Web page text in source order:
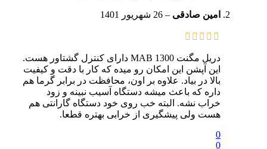
امین صادقی – 26 شهریور 1401
دریل مگنت MAB 1300 دارای کنترل گشتاور هست.
این آپشن این امکان رو میده که کار با دقت و کیفیت
بالا در بیاد. علاوه بر اون، محافظت در برابر گرما هم
داره که باعث میشه دستگاه آسیب نبینه و زود
خراب نشه. البته خب روی خود دستگاه گارانتی هم
هست ولی پیشگیری از خرابی بهتره قطعا.
0
0